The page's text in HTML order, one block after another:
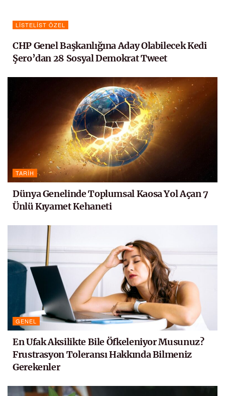
LISTELIST ÖZEL
CHP Genel Başkanlığına Aday Olabilecek Kedi
Şero’dan 28 Sosyal Demokrat Tweet
TARIH
Dünya Genelinde Toplumsal Kaosa Yol Açan 7
Ünlü Kıyamet Kehaneti
GENEL
En Ufak Aksilikte Bile Öfkeleniyor Musunuz?
Frustrasyon Toleransı Hakkında Bilmeniz
Gerekenler